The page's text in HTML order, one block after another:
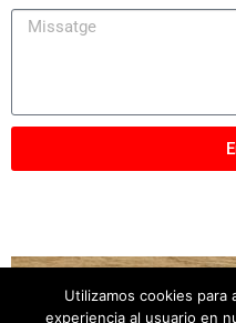
Copyright © 2025
Utilizamos cookies para
experiencia al usuario en